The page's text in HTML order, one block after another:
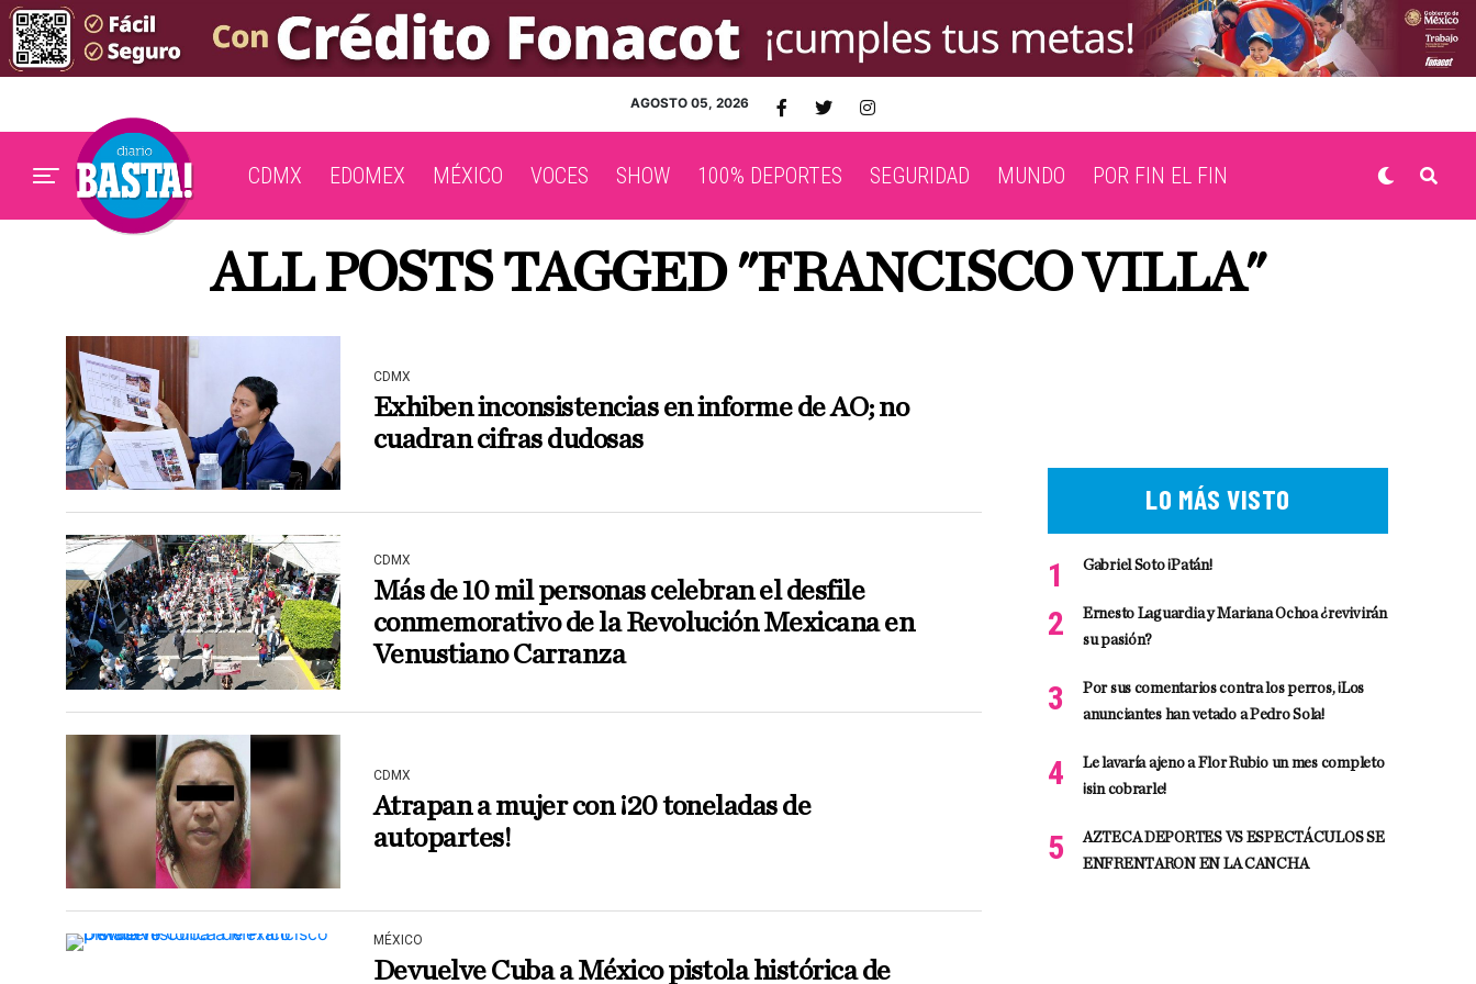
AGOSTO 05, 2026
CDMX EDOMEX MÉXICO VOCES SHOW 100% DEPORTES SEGURIDAD MUNDO POR FIN EL FIN
ALL POSTS TAGGED "FRANCISCO VILLA"
CDMX
Exhiben inconsistencias en informe de AO; no
cuadran cifras dudosas
CDMX
Más de 10 mil personas celebran el desfile
conmemorativo de la Revolución Mexicana en
Venustiano Carranza
CDMX
Atrapan a mujer con ¡20 toneladas de
autopartes!
MÉXICO
Devuelve Cuba a México pistola histórica de
LO MÁS VISTO
Gabriel Soto ¡Patán!
Ernesto Laguardia y Mariana Ochoa ¿revivirán
su pasión?
Por sus comentarios contra los perros, ¡Los
anunciantes han vetado a Pedro Sola!
Le lavaría ajeno a Flor Rubio un mes completo
¡sin cobrarle!
AZTECA DEPORTES VS ESPECTÁCULOS SE
ENFRENTARON EN LA CANCHA